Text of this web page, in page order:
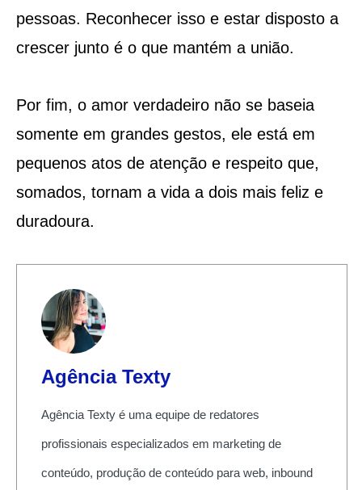
pessoas. Reconhecer isso e estar disposto a
crescer junto é o que mantém a união.
Por fim, o amor verdadeiro não se baseia
somente em grandes gestos, ele está em
pequenos atos de atenção e respeito que,
somados, tornam a vida a dois mais feliz e
duradoura.
Agência Texty
Agência Texty é uma equipe de redatores
profissionais especializados em marketing de
conteúdo, produção de conteúdo para web, inbound